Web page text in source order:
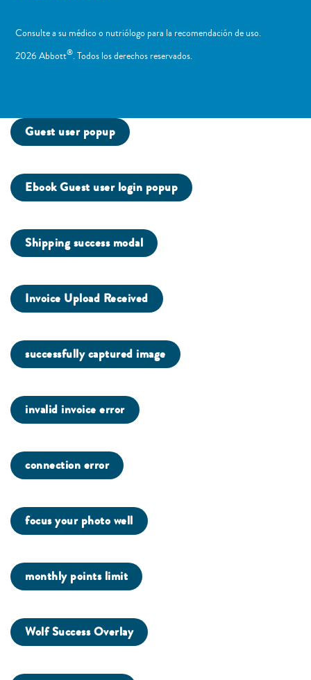
Consulte a su médico o nutriólogo para la recomendación de uso. ​
2026 Abbott®. Todos los derechos reservados.
Guest user popup
Ebook Guest user login popup
Shipping success modal
Invoice Upload Received
successfully captured image
invalid invoice error
connection error
focus your photo well
monthly points limit
Wolf Success Overlay